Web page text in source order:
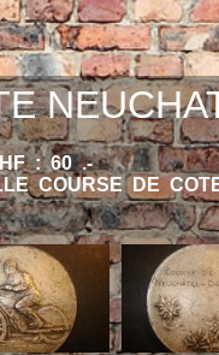
: 60 .-
COURSE DE